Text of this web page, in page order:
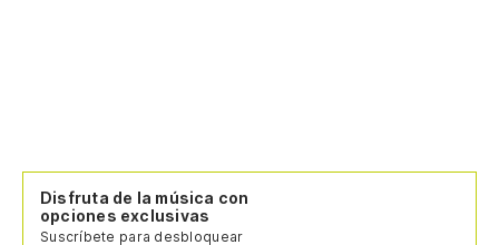
Disfruta de la música con
opciones exclusivas
Suscríbete para desbloquear